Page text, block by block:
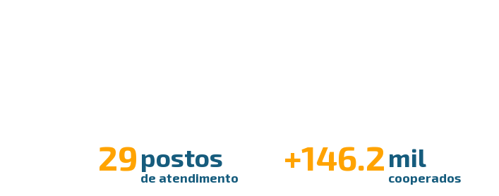
29postos
de atendimento +146.2mil
cooperados